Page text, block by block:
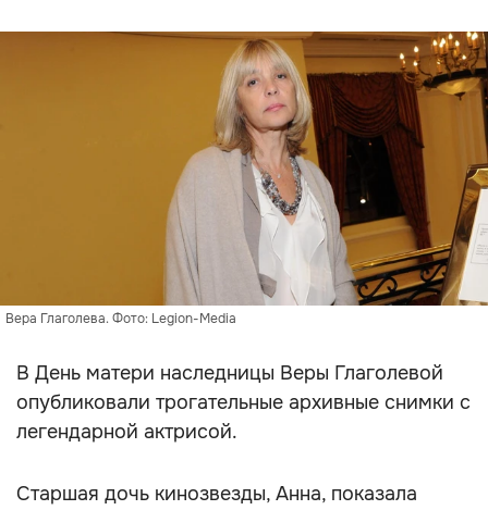
Вера Глаголева. Фото: Legion-Media
В День матери наследницы Веры Глаголевой
опубликовали трогательные архивные снимки с
легендарной актрисой.
Старшая дочь кинозвезды, Анна, показала